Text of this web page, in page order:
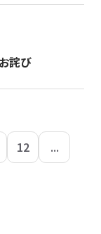
詫び
12
...